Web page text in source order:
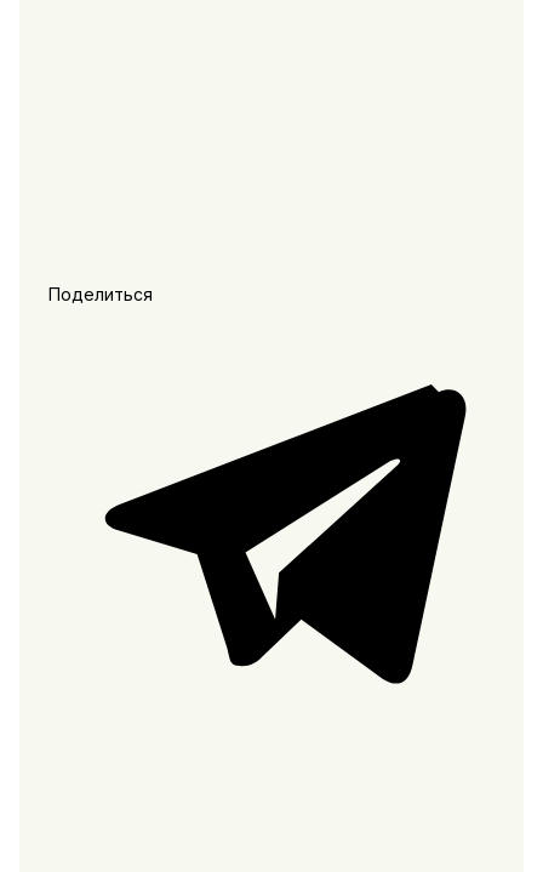
Поделиться